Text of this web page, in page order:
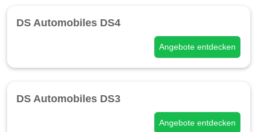
DS Automobiles DS4
Angebote entdecken
DS Automobiles DS3
Angebote entdecken